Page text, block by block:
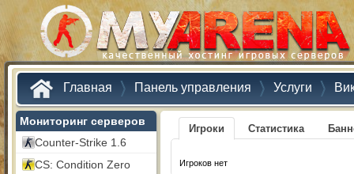
Главная Панель управления Услуги
Мониторинг серверов
Counter-Strike 1.6
CS: Condition Zero
Игроки Статистика
Игроков нет